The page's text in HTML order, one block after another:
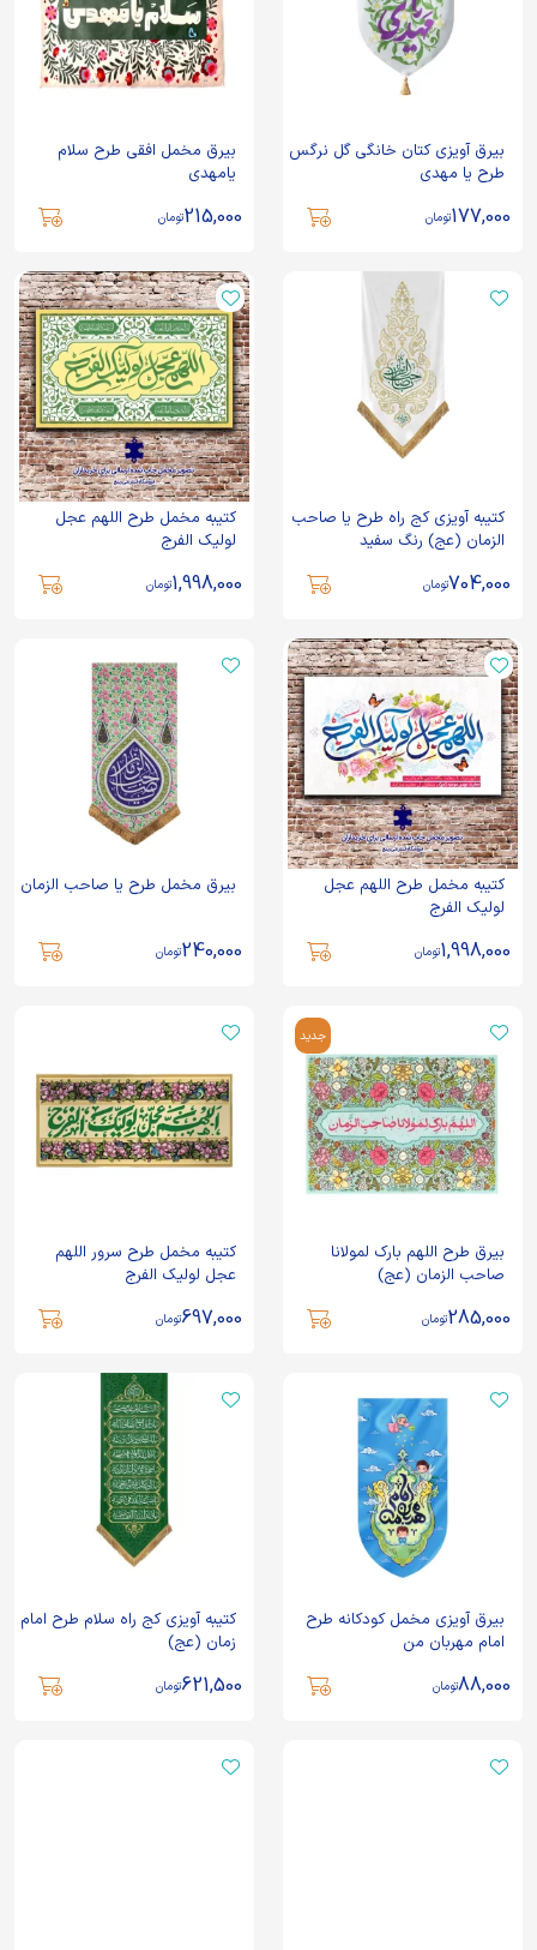
بیرق آویزی کتان خانگی گل نرگس
طرح یا مهدی
177,000تومان
بیرق مخمل افقی طرح سلام
یامهدی
215,000تومان
کتیبه آویزی کج راه طرح یا صاحب
الزمان (عج) رنگ سفید
704,000تومان
کتیبه مخمل طرح اللهم عجل
لولیک الفرج
1,998,000تومان
کتیبه مخمل طرح اللهم عجل
لولیک الفرج
1,998,000تومان
بیرق مخمل طرح یا صاحب الزمان
240,000تومان
جدید
بیرق طرح اللهم بارک لمولانا
صاحب الزمان (عج)
285,000تومان
کتیبه مخمل طرح سرور اللهم
عجل لولیک الفرج
697,000تومان
بیرق آویزی مخمل کودکانه طرح
امام مهربان من
88,000تومان
کتیبه آویزی کج راه سلام طرح امام
زمان (عج)
621,500تومان